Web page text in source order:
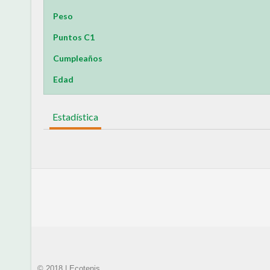
Peso
Puntos C1
Cumpleaños
Edad
Estadística